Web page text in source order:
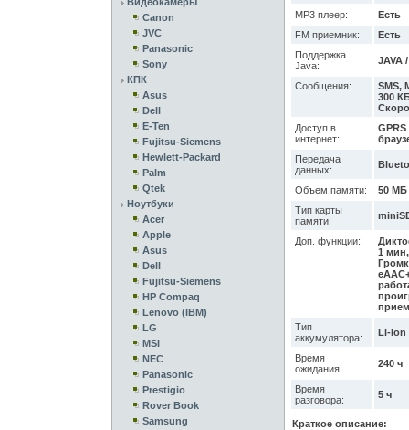
Canon
JVC
Panasonic
Sony
КПК
Asus
Dell
E-Ten
Fujitsu-Siemens
Hewlett-Packard
Palm
Qtek
Ноутбуки
Acer
Apple
Asus
Dell
Fujitsu-Siemens
HP Compaq
Lenovo (IBM)
LG
MSI
NEC
Panasonic
Prestigio
Rover Book
Samsung
MP3 плеер:
Есть
FM приемник:
Есть
Поддержка
Java:
JAVA
Сообщения:
SMS,
300
Доступ в
интернет:
GPRS
Передача
данных:
Объем памяти:
50 МБ
Тип карты
памяти:
Доп. функции:
1
Тип
аккумулятора:
Li-Ion
Время
ожидания:
240 ч
Время
разговора:
5 ч
Краткое описание: